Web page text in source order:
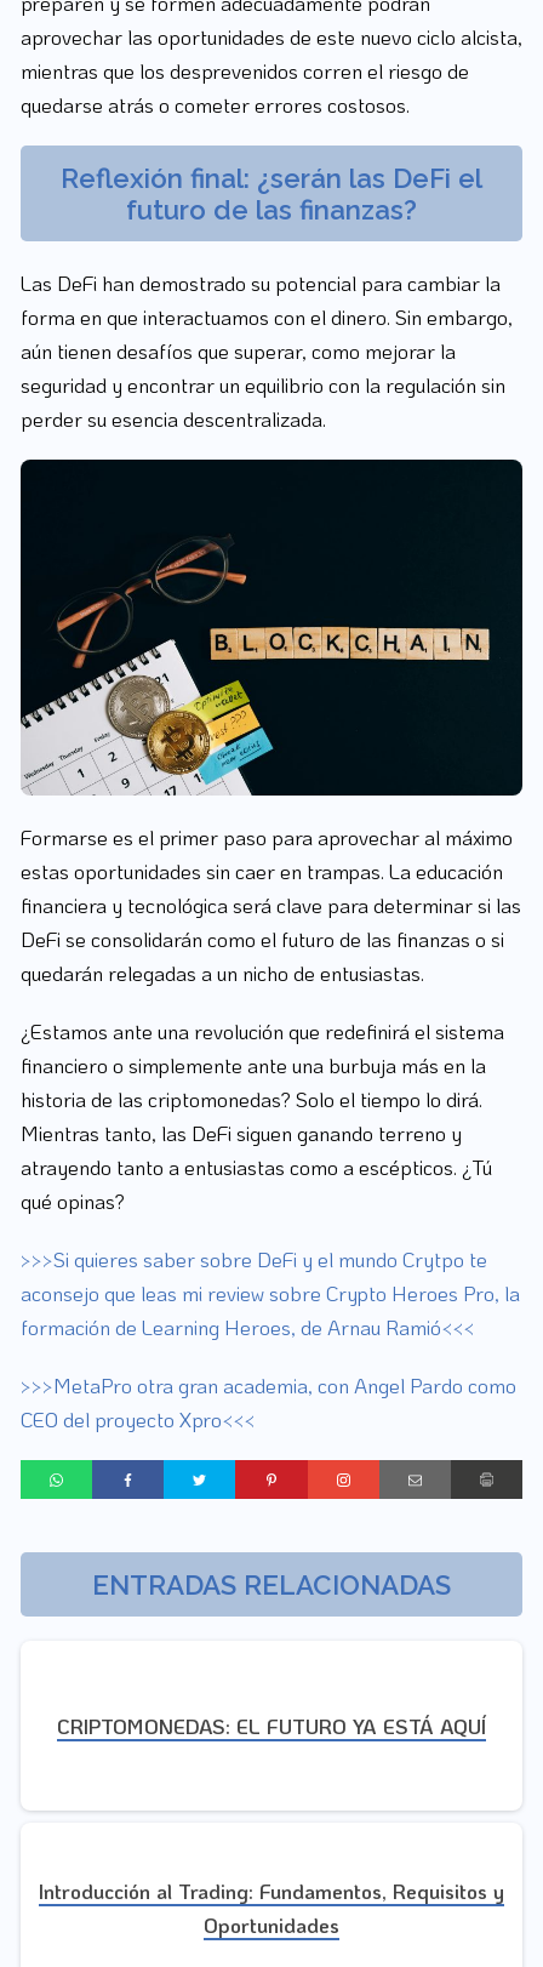
aprovechar las oportunidades de este nuevo ciclo alcista,
mientras que los desprevenidos corren el riesgo de
quedarse atrás o cometer errores costosos.
Reflexión final: ¿serán las DeFi el
futuro de las finanzas?
Las DeFi han demostrado su potencial para cambiar la
forma en que interactuamos con el dinero. Sin embargo,
aún tienen desafíos que superar, como mejorar la
seguridad y encontrar un equilibrio con la regulación sin
perder su esencia descentralizada.
Formarse es el primer paso para aprovechar al máximo
estas oportunidades sin caer en trampas. La educación
financiera y tecnológica será clave para determinar si las
DeFi se consolidarán como el futuro de las finanzas o si
quedarán relegadas a un nicho de entusiastas.
¿Estamos ante una revolución que redefinirá el sistema
financiero o simplemente ante una burbuja más en la
historia de las criptomonedas? Solo el tiempo lo dirá.
Mientras tanto, las DeFi siguen ganando terreno y
atrayendo tanto a entusiastas como a escépticos. ¿Tú
qué opinas?
>>>Si quieres saber sobre DeFi y el mundo Crytpo te
aconsejo que leas mi review sobre Crypto Heroes Pro, la
formación de Learning Heroes, de Arnau Ramió<<<
>>>MetaPro otra gran academia, con Angel Pardo como
CEO del proyecto Xpro<<<
ENTRADAS RELACIONADAS
CRIPTOMONEDAS: EL FUTURO YA ESTÁ AQUÍ
Introducción al Trading: Fundamentos, Requisitos y
Oportunidades